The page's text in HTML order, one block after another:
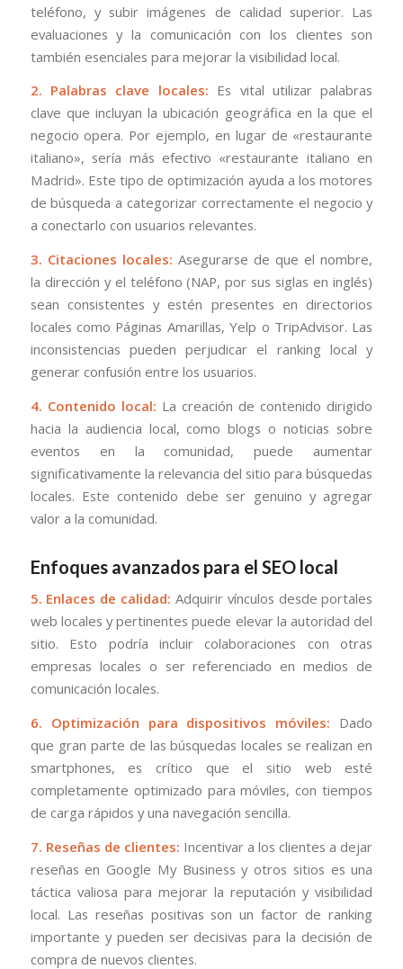
teléfono, y subir imágenes de calidad superior. Las
evaluaciones y la comunicación con los clientes son
también esenciales para mejorar la visibilidad local.
2. Palabras clave locales: Es vital utilizar palabras
clave que incluyan la ubicación geográfica en la que el
negocio opera. Por ejemplo, en lugar de «restaurante
italiano», sería más efectivo «restaurante italiano en
Madrid». Este tipo de optimización ayuda a los motores
de búsqueda a categorizar correctamente el negocio y
a conectarlo con usuarios relevantes.
3. Citaciones locales: Asegurarse de que el nombre,
la dirección y el teléfono (NAP, por sus siglas en inglés)
sean consistentes y estén presentes en directorios
locales como Páginas Amarillas, Yelp o TripAdvisor. Las
inconsistencias pueden perjudicar el ranking local y
generar confusión entre los usuarios.
4. Contenido local: La creación de contenido dirigido
hacia la audiencia local, como blogs o noticias sobre
eventos en la comunidad, puede aumentar
significativamente la relevancia del sitio para búsquedas
locales. Este contenido debe ser genuino y agregar
valor a la comunidad.
Enfoques avanzados para el SEO local
5. Enlaces de calidad: Adquirir vínculos desde portales
web locales y pertinentes puede elevar la autoridad del
sitio. Esto podría incluir colaboraciones con otras
empresas locales o ser referenciado en medios de
comunicación locales.
6. Optimización para dispositivos móviles: Dado
que gran parte de las búsquedas locales se realizan en
smartphones, es crítico que el sitio web esté
completamente optimizado para móviles, con tiempos
de carga rápidos y una navegación sencilla.
7. Reseñas de clientes: Incentivar a los clientes a dejar
reseñas en Google My Business y otros sitios es una
táctica valiosa para mejorar la reputación y visibilidad
local. Las reseñas positivas son un factor de ranking
importante y pueden ser decisivas para la decisión de
compra de nuevos clientes.